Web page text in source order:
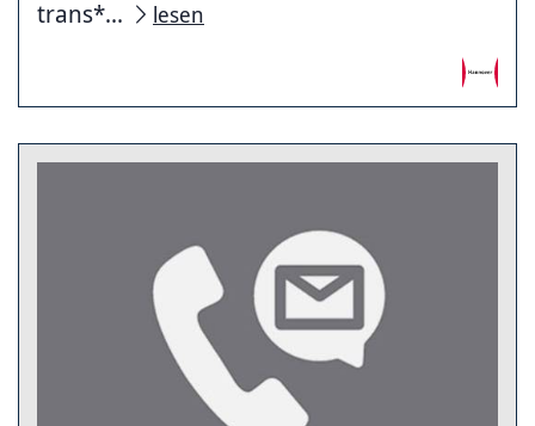
trans*...
lesen